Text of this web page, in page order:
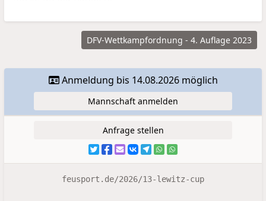
DFV-Wettkampfordnung - 4. Auflage 2023
Anmeldung bis 14.08.2026 möglich
Mannschaft anmelden
Anfrage stellen
feusport.de/2026/13-lewitz-cup